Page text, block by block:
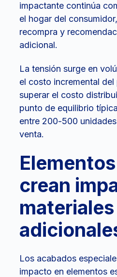
impactante continúa
el hogar del
recompra y
adicional.
La tensión surge en
el costo incremental
superar el costo
punto de equilibrio
entre 200-500
venta.
crean
materiales
Los acabados
impacto en elementos